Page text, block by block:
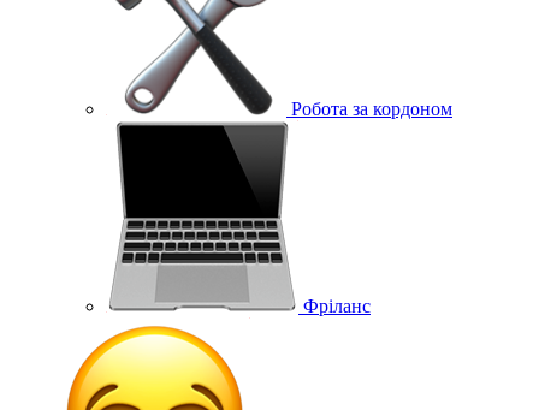
Робота за кордоном
Фріланс